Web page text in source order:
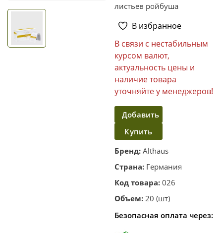
листьев ройбуша
В избранное
В связи с нестабильным
курсом валют,
актуальность цены и
наличие товара
уточняйте у менеджеров!
Добавить
в
корзину
Купить
в один
клик
Бренд: Althaus
Страна: Германия
Код товара: 026
Объем: 20 (шт)
Безопасная оплата через: